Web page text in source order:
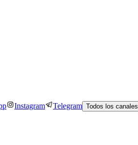
Instagram Telegram Todos los canales